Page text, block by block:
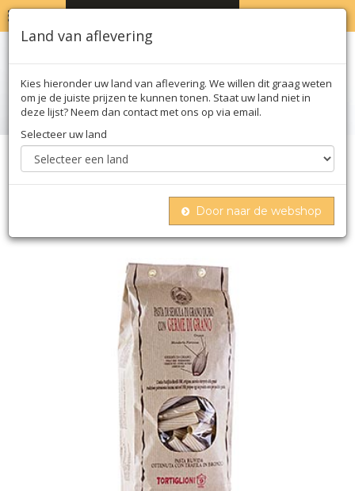
Home Deegwaren
Morelli 1860 tortiglioni, germe di grano, met
Land van aflevering
Kies hieronder uw land van aflevering. We willen dit graag weten
om je de juiste prijzen te kunnen tonen. Staat uw land niet in
deze lijst? Neem dan contact met ons op via email.
Selecteer uw land
Door naar de webshop